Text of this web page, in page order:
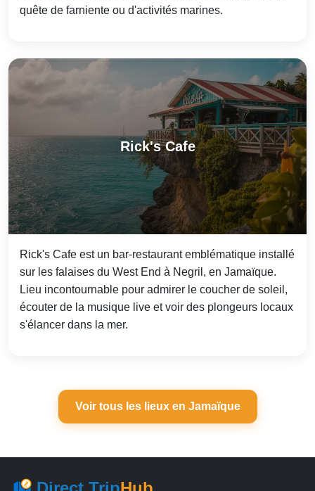
quête de farniente ou d'activités marines.
Rick's Cafe
Rick's Cafe est un bar-restaurant emblématique installé
sur les falaises du West End à Negril, en Jamaïque.
Lieu incontournable pour admirer le coucher de soleil,
écouter de la musique live et voir des plongeurs locaux
s'élancer dans la mer.
Voir tous les lieux en Jamaïque